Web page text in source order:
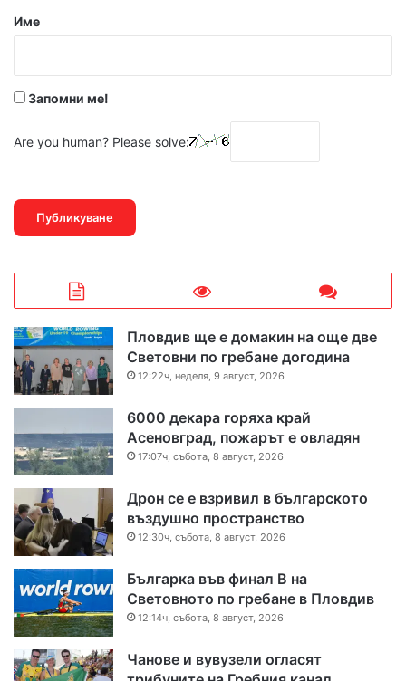
р
Име
Запомни ме!
Are you human? Please solve:
Пловдив ще е домакин на още две
Световни по гребане догодина
12:22ч, неделя, 9 август, 2026
6000 декара горяха край
Асеновград, пожарът е овладян
17:07ч, събота, 8 август, 2026
Дрон се е взривил в българското
въздушно пространство
12:30ч, събота, 8 август, 2026
Българка във финал B на
Световното по гребане в Пловдив
12:14ч, събота, 8 август, 2026
Чанове и вувузели огласят